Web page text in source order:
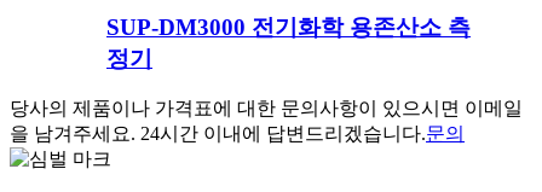
SUP-DM3000 전기화학 용존산소 측
정기
당사의 제품이나 가격표에 대한 문의사항이 있으시면 이메일
을 남겨주세요. 24시간 이내에 답변드리겠습니다.문의